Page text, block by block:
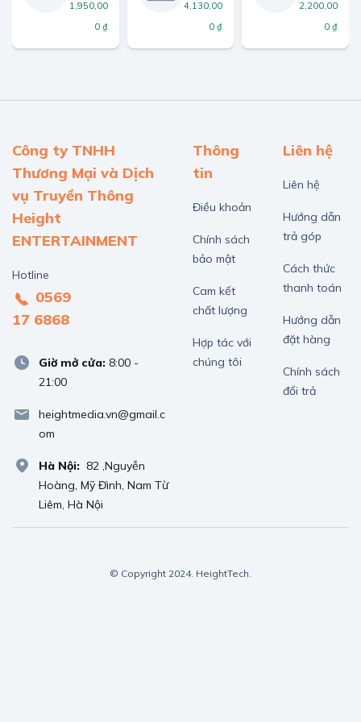
1,950,00
0 ₫
4,130,00
0 ₫
2,200,00
0 ₫
Công ty TNHH
Thương Mại và Dịch
vụ Truyền Thông
Height
ENTERTAINMENT
Hotline
0569
17 6868
Giờ mở cửa: 8:00 -
21:00
heightmedia.vn@gmail.c
om
Hà Nội: 82 ,Nguyễn
Hoàng, Mỹ Đình, Nam Từ
Liêm, Hà Nội
Thông
tin
Điều khoản
Chính sách
bảo mật
Cam kết
chất lượng
Hợp tác với
chúng tôi
Liên hệ
Liên hệ
Hướng dẫn
trả góp
Cách thức
thanh toán
Hướng dẫn
đặt hàng
Chính sách
đổi trả
© Copyright 2024. HeightTech.